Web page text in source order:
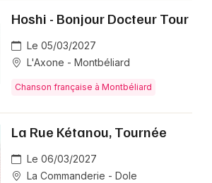
Hoshi - Bonjour Docteur Tour
Le 05/03/2027
L'Axone - Montbéliard
Chanson française à Montbéliard
La Rue Kétanou, Tournée
Le 06/03/2027
La Commanderie - Dole